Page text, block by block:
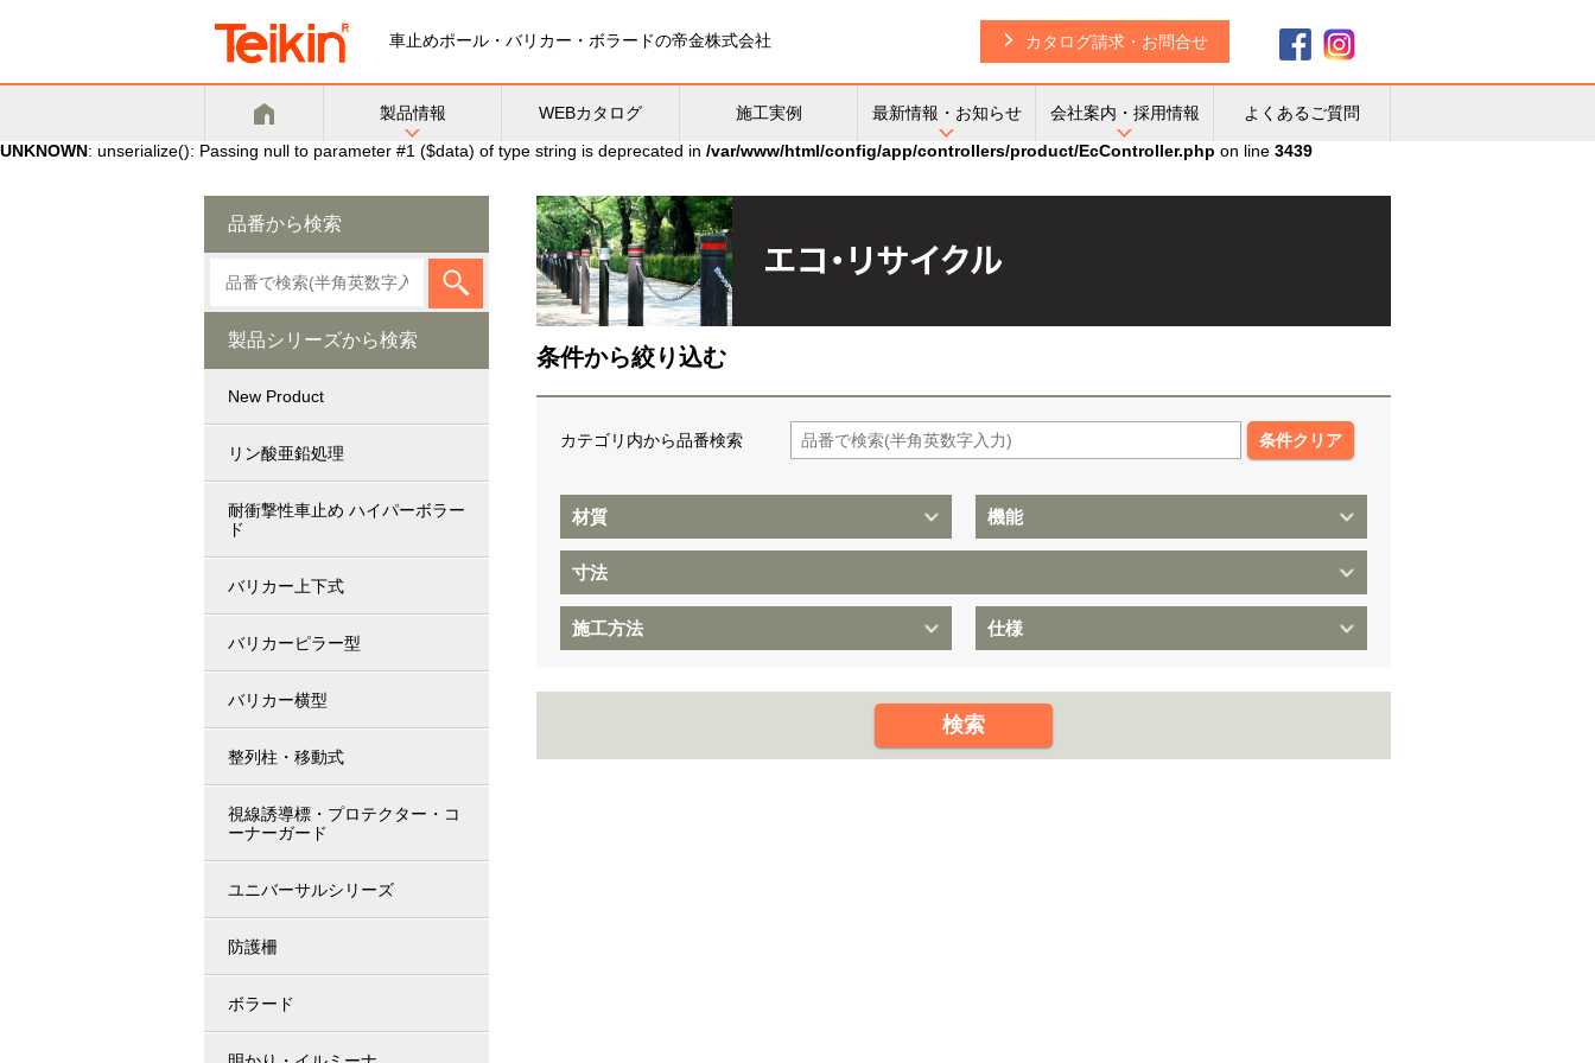
UNKNOWN: unserialize(): Passing null to parameter #1 ($data) of type string is deprecated in /var/www/html/config/app/controllers/product/EcController.php on line 3439
車止めポール・バリカー・ ボラードの帝金株式会社 カタログ請求・お問合せ
製品情報 WEBカタログ 施工実例 最新情報・お知らせ 会社案内・採用情報 よくあるご質問
品番から検索
製品シリーズから検索
New Product
リン酸亜鉛処理
耐衝撃性車止め ハイパーボラー
ド
バリカー上下式
バリカーピラー型
バリカー横型
整列柱・移動式
視線誘導標・プロテクター・コ
ーナーガード
ユニバーサルシリーズ
防護柵
ボラード
条件から絞り込む
カテゴリ内から品番検索 条件クリア
材質 機能
寸法
施工方法 仕様
検索